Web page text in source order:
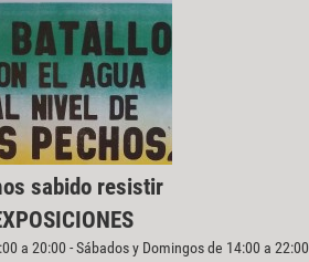
sabido resistir
a 20:00 - Sábados y Domingos de 14:00 a 22:00